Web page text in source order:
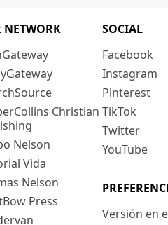
NETWORK
Christian
Nelson
Vida
Nelson
Press
SOCIAL
Facebook
Instagram
Pinterest
TikTok
Twitter
YouTube
Versión en